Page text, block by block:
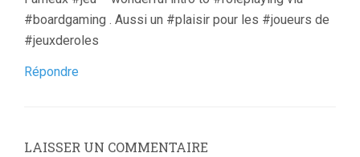
#boardgaming . Aussi un #plaisir pour les #joueurs de
#jeuxderoles
Répondre
LAISSER UN COMMENTAIRE